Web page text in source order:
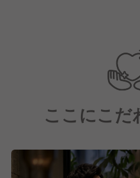
任者まで円滑にコミュニケ
未経験やアルバイトスタッ
ッフも多数在籍しています
ここにこだ